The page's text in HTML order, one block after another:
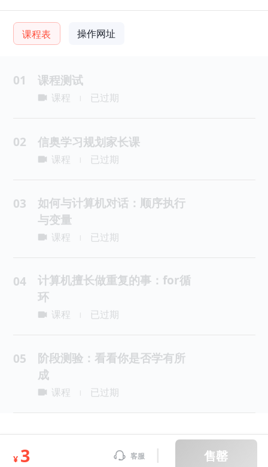
课程表 操作网址
01 课程测试
课程 已过期
02 信奥学习规划家长课
课程 已过期
03
如何与计算机对话：顺序执行
与变量
课程 已过期
04
计算机擅长做重复的事：for循
环
课程 已过期
05
阶段测验：看看你是否学有所
成
课程 已过期
¥ 3 客服 售罄